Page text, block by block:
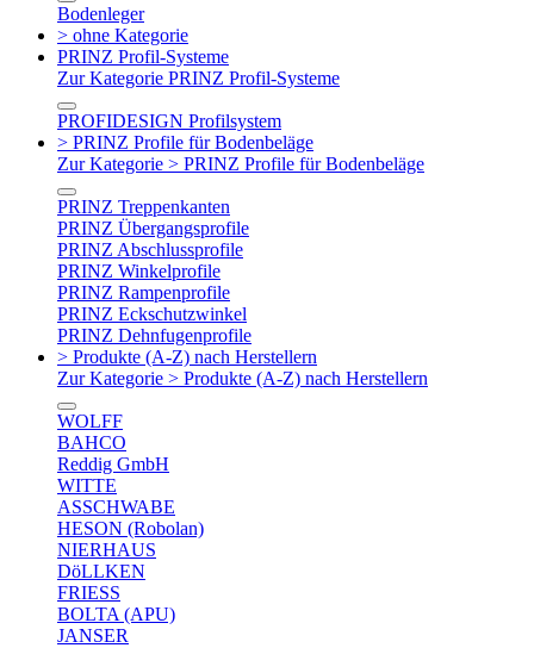
Bodenleger
> ohne Kategorie
PRINZ Profil-Systeme
Zur Kategorie PRINZ Profil-Systeme
PROFIDESIGN Profilsystem
> PRINZ Profile für Bodenbeläge
Zur Kategorie > PRINZ Profile für Bodenbeläge
PRINZ Treppenkanten
PRINZ Übergangsprofile
PRINZ Abschlussprofile
PRINZ Winkelprofile
PRINZ Rampenprofile
PRINZ Eckschutzwinkel
PRINZ Dehnfugenprofile
> Produkte (A-Z) nach Herstellern
Zur Kategorie > Produkte (A-Z) nach Herstellern
WOLFF
BAHCO
Reddig GmbH
WITTE
ASSCHWABE
HESON (Robolan)
NIERHAUS
DöLLKEN
FRIESS
BOLTA (APU)
JANSER